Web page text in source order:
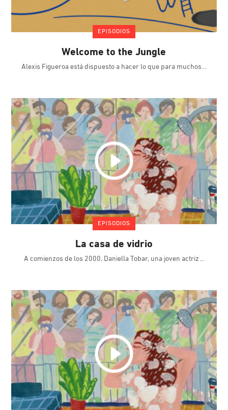
EPISODIOS
Welcome to the Jungle
Alexis Figueroa está dispuesto a hacer lo que para muchos
EPISODIOS
La casa de vidrio
A comienzos de los 2000, Daniella Tobar, una joven actriz